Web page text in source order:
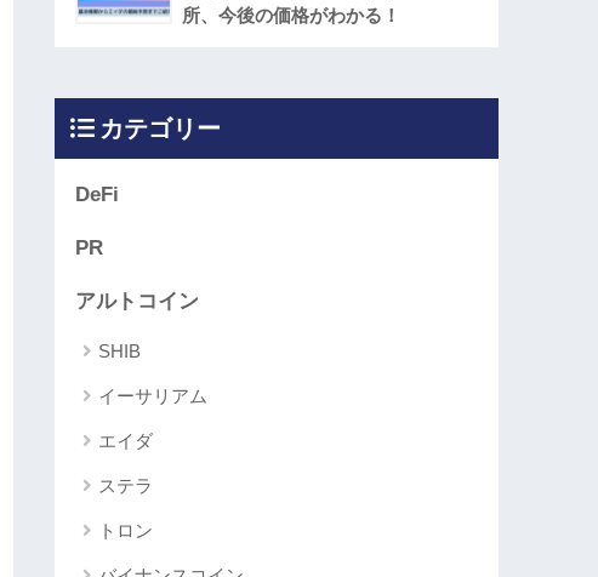
所、今後の価格がわかる！
カテゴリー
DeFi
PR
アルトコイン
SHIB
イーサリアム
エイダ
ステラ
トロン